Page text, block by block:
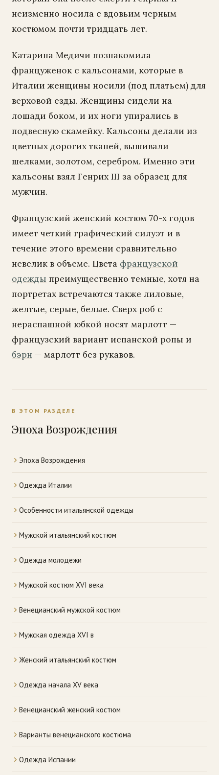
неизменно носила с вдовьим черным
костюмом почти тридцать лет.
Катарина Медичи познакомила
француженок с кальсонами, которые в
Италии женщины носили (под платьем) для
верховой езды. Женщины сидели на
лошади боком, и их ноги упирались в
подвесную скамейку. Кальсоны делали из
цветных дорогих тканей, вышивали
шелками, золотом, серебром. Именно эти
кальсоны взял Генрих III за образец для
мужчин.
Французский женский костюм 70-х годов
имеет четкий графический силуэт и в
течение этого времени сравнительно
невелик в объеме. Цвета французской
одежды преимущественно темные, хотя на
портретах встречаются также лиловые,
желтые, серые, белые. Сверх роб с
нераспашной юбкой носят марлотт —
французский вариант испанской ропы и
бэрн — марлотт без рукавов.
В ЭТОМ РАЗДЕЛЕ
Эпоха Возрождения
Эпоха Возрождения
Одежда Италии
Особенности итальянской одежды
Мужской итальянский костюм
Одежда молодежи
Мужской костюм XVI века
Венецианский мужской костюм
Мужская одежда XVI в
Женский итальянский костюм
Одежда начала XV века
Венецианский женский костюм
Варианты венецианского костюма
Одежда Испании